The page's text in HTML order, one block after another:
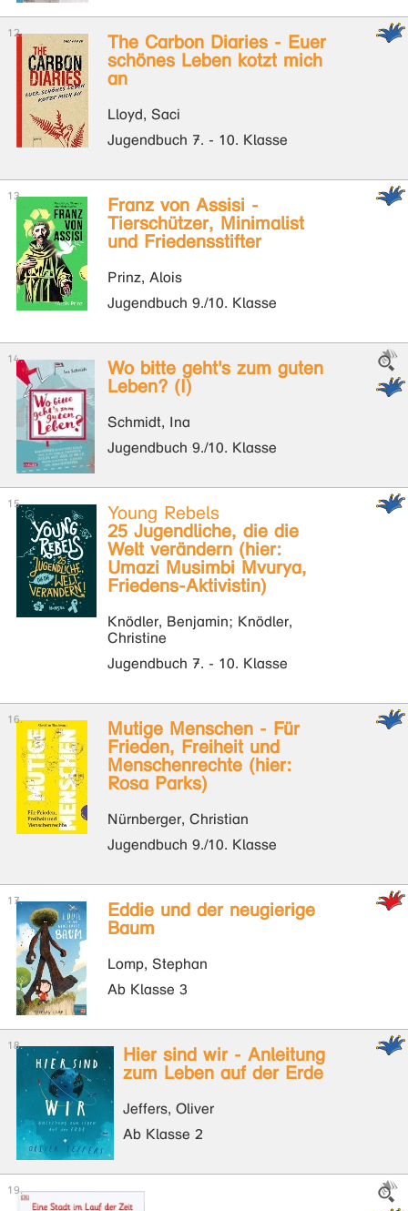
The Carbon Diaries - Euer
schönes Leben kotzt mich
an
Lloyd, Saci
Jugendbuch 7. - 10. Klasse
Franz von Assisi -
Tierschützer, Minimalist
und Friedensstifter
Prinz, Alois
Jugendbuch 9./10. Klasse
Wo bitte geht's zum guten
Leben? (I)
Schmidt, Ina
Jugendbuch 9./10. Klasse
Young Rebels
25 Jugendliche, die die
Welt verändern (hier:
Umazi Musimbi Mvurya,
Friedens-Aktivistin)
Knödler, Benjamin; Knödler,
Christine
Jugendbuch 7. - 10. Klasse
Mutige Menschen - Für
Frieden, Freiheit und
Menschenrechte (hier:
Rosa Parks)
Nürnberger, Christian
Jugendbuch 9./10. Klasse
Eddie und der neugierige
Baum
Lomp, Stephan
Ab Klasse 3
Hier sind wir - Anleitung
zum Leben auf der Erde
Jeffers, Oliver
Ab Klasse 2